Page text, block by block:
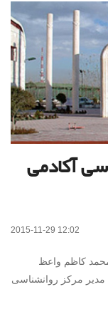
آکادمی
2015-11-29 12:02
کاظم واعظ
مرکز روانشناسی